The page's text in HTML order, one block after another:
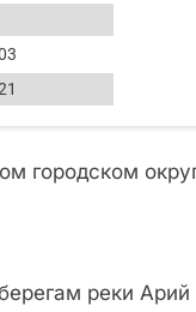
городском
реки